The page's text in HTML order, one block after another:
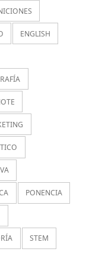
ENGLISH
PONENCIA
STEM